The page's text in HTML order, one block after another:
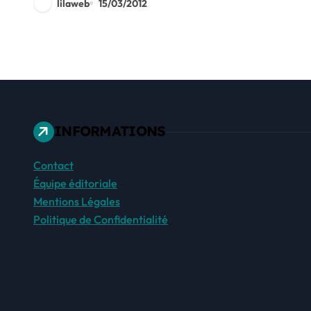
lilaweb 15/03/2012
INFORMATIONS
Contact
Équipe éditoriale
Mentions Légales
Politique de Confidentialité